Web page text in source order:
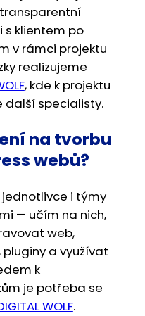
s klientem po
v rámci projektu
realizujeme
, kde k projektu
další specialisty.
na tvorbu
webů?
jednotlivce i týmy
— učím na nich,
web,
a využívat
k
je potřeba se
WOLF.